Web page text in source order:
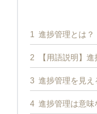
1 進捗管理とは？
2 【用語説明】
3 進捗管理を見え
4 進捗管理は意味